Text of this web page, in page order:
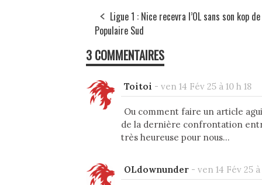
Ligue 1 : Nice recevra l’OL sans son kop
Populaire Sud
3 COMMENTAIRES
Toitoi - ven 14 Fév 25 à 10 h 18
Ou comment faire un article
de la dernière confrontation
très heureuse pour nous...
OLdownunder - ven 14 Fév 25 à